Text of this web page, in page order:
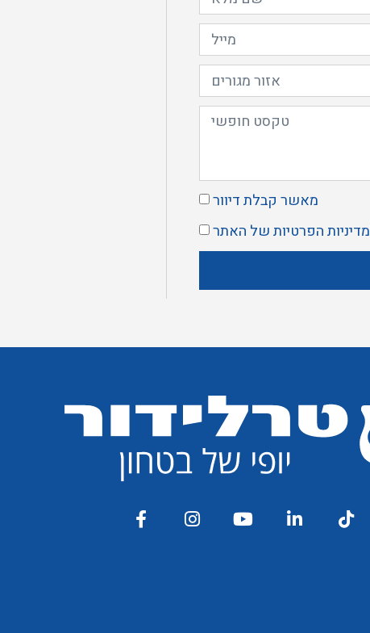
מאשר קבלת דיוור
מדיניות הפרטיותשל האתר